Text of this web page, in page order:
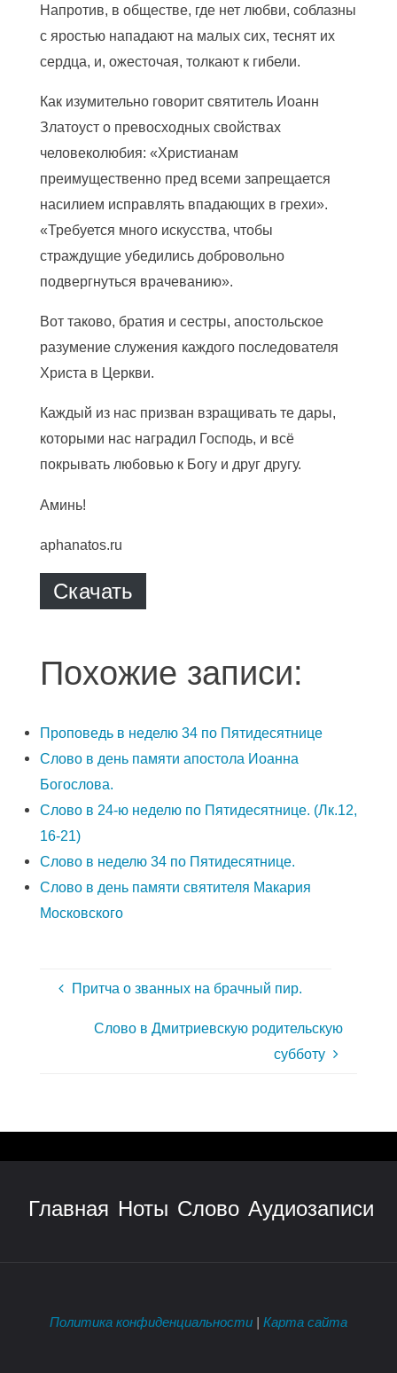
Напротив, в обществе, где нет любви, соблазны
с яростью нападают на малых сих, теснят их
сердца, и, ожесточая, толкают к гибели.
Как изумительно говорит святитель Иоанн
Златоуст о превосходных свойствах
человеколюбия: «Христианам
преимущественно пред всеми запрещается
насилием исправлять впадающих в грехи».
«Требуется много искусства, чтобы
страждущие убедились добровольно
подвергнуться врачеванию».
Вот таково, братия и сестры, апостольское
разумение служения каждого последователя
Христа в Церкви.
Каждый из нас призван взращивать те дары,
которыми нас наградил Господь, и всё
покрывать любовью к Богу и друг другу.
Аминь!
aphanatos.ru
Скачать
Похожие записи:
Проповедь в неделю 34 по Пятидесятнице
Слово в день памяти апостола Иоанна
Богослова.
Слово в 24-ю неделю по Пятидесятнице. (Лк.12,
16-21)
Слово в неделю 34 по Пятидесятнице.
Слово в день памяти святителя Макария
Московского
Притча о званных на брачный пир.
Слово в Дмитриевскую родительскую
субботу
Главная Ноты Слово Аудиозаписи
Политика конфиденциальности Карта сайта